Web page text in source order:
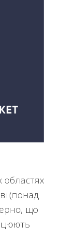
областях
(понад
що